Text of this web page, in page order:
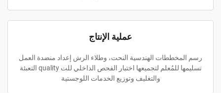
عملية الإنتاج
رسم المخططات الهندسية النحت، وطلاء الرش إعداد منضدة العمل
تسليمها للمُعلم لتجميعها اختبار الفحص الداخلي للت quality التعبئة
والتغليف وتوزيع الخدمات اللوجستية